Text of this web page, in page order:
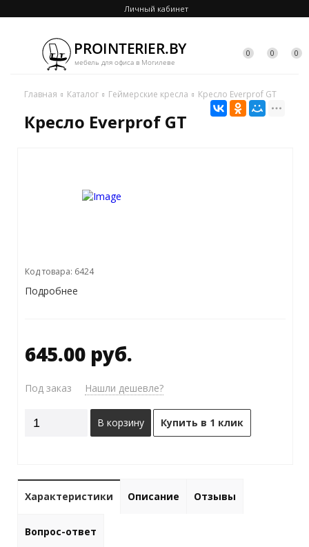
Личный кабинет
0 0 0
Главная Каталог Геймерские кресла Кресло Everprof GT
Кресло Everprof GT
Код товара: 6424
Подробнее
645.00 руб.
Под заказ Нашли дешевле?
В корзину Купить в 1 клик
Характеристики Описание Отзывы
Вопрос-ответ